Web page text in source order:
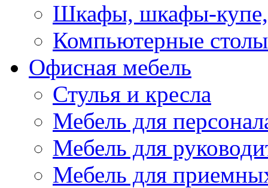
Шкафы, шкафы-купе,
Компьютерные столы
Офисная мебель
Стулья и кресла
Мебель для
Мебель для
Мебель для